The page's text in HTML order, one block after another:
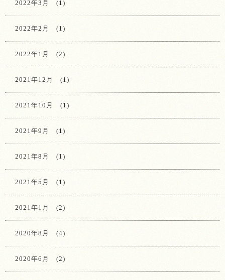
2022年3月 (1)
2022年2月 (1)
2022年1月 (2)
2021年12月 (1)
2021年10月 (1)
2021年9月 (1)
2021年8月 (1)
2021年5月 (1)
2021年1月 (2)
2020年8月 (4)
2020年6月 (2)